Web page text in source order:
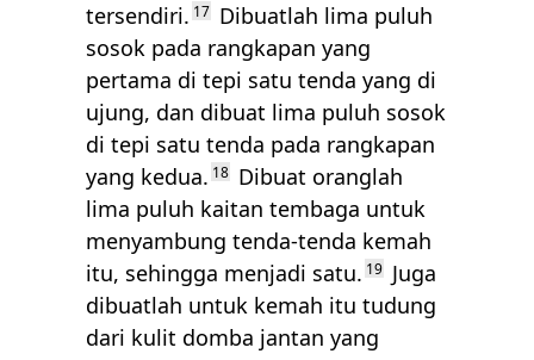
tersendiri. 17 Dibuatlah lima puluh
sosok pada rangkapan yang
pertama di tepi satu tenda yang di
ujung, dan dibuat lima puluh sosok
di tepi satu tenda pada rangkapan
yang kedua. 18 Dibuat oranglah
lima puluh kaitan tembaga untuk
menyambung tenda-tenda kemah
itu, sehingga menjadi satu. 19 Juga
dibuatlah untuk kemah itu tudung
dari kulit domba jantan yang